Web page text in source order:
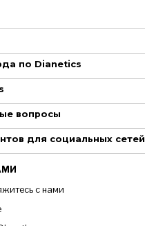
по Dianetics
вопросы
для социальных сетей
с нами